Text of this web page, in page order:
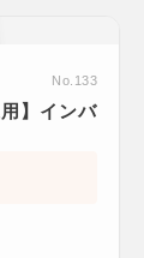
No.133
】インバ